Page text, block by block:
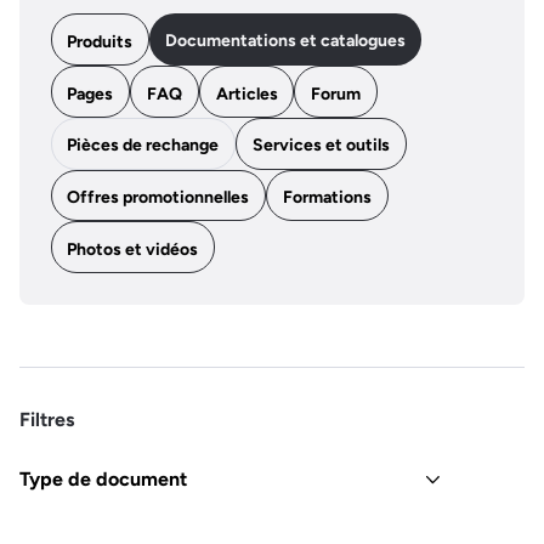
Produits Documentations et catalogues
Pages FAQ Articles Forum
Pièces de rechange Services et outils
Offres promotionnelles Formations
Photos et vidéos
Filtres
Type de document